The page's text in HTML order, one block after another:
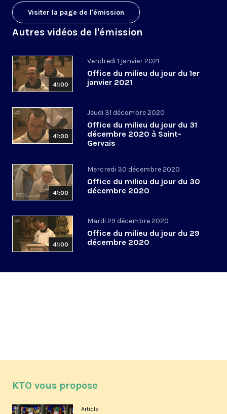
Visiter la page de l'émission
Autres vidéos de l'émission
41:00
Vendredi 1 janvier 2021
Office du milieu du jour du 1er
janvier 2021
41:00
Jeudi 31 décembre 2020
Office du milieu du jour du 31
décembre 2020 à Saint-
Gervais
41:00
Mercredi 30 décembre 2020
Office du milieu du jour du 30
décembre 2020
41:00
Mardi 29 décembre 2020
Office du milieu du jour du 29
décembre 2020
KTO vous propose
Article